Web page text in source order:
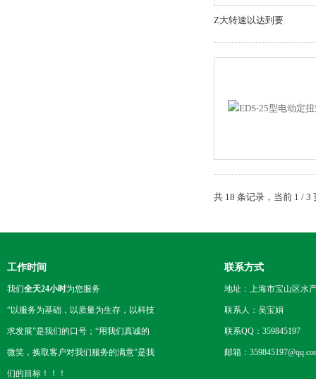
Z大转速以达到要
共 18 条记录，当前 1 /
工作时间
我们全天24小时为您服务
“以服务为基础，以质量为生存，以科技
求发展”是我们的口号；“用我们真诚的
微笑，换取客户对我们服务的满意”是我
们的目标！！！
联系方式
地址：上海市宝山区水
联系人：吴宝娟
联系QQ：359845197
邮箱：